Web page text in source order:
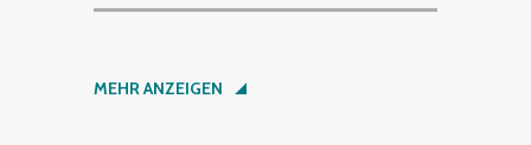
Nachname*
MEHR ANZEIGEN